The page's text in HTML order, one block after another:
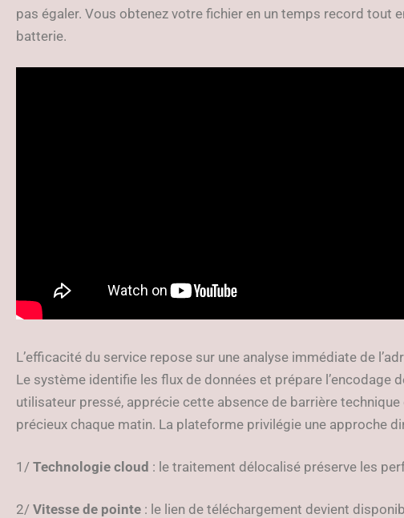
pas égaler. Vous obtenez votre fichier en un temps record tout
batterie.
L’efficacité du service repose sur une analyse immédiate de
Le système identifie les flux de données et prépare l’encodage
utilisateur pressé, apprécie cette absence de barrière
précieux chaque matin. La plateforme privilégie une approche
1/ Technologie cloud : le traitement délocalisé préserve les
2/ Vitesse de pointe : le lien de téléchargement devient